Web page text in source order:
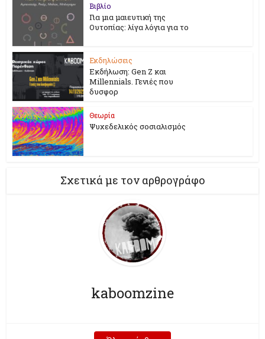
Βιβλίο
Για μια μαιευτική της
Ουτοπίας: λίγα λόγια για το
Εκδηλώσεις
Εκδήλωση: Gen Z και
Millennials. Γενιές που
δυσφορ
Θεωρία
Ψυχεδελικός σοσιαλισμός
Σχετικά με τον αρθρογράφο
kaboomzine